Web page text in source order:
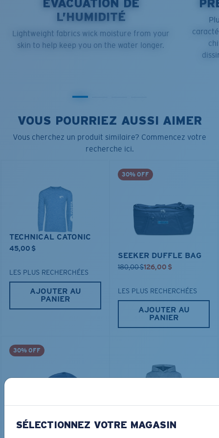
ÉVACUATION DE
L’HUMIDITÉ
Lightweight fabrics wick moisture from your
skin to help keep you on the water longer.
VOUS POURRIEZ AUSSI AIMER
Vous cherchez un produit similaire? Commencez votre
recherche ici.
TECHNICAL CATONIC
45,00 $
LES PLUS RECHERCHÉES
AJOUTER AU
PANIER
30% OFF
SEEKER DUFFLE BAG
180,00 $126,00 $
LES PLUS RECHERCHÉES
AJOUTER AU
PANIER
30% OFF
FITTED STRETCH HAT SCUBA FLEECE HOODY
SÉLECTIONNEZ VOTRE MAGASIN